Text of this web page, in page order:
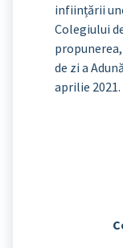
inființării
Colegiului
de zi a
aprilie 2021.